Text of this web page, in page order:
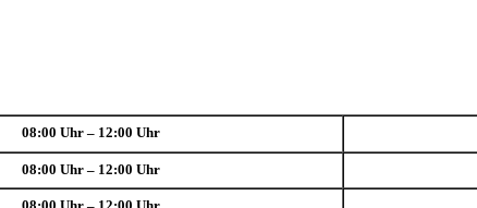
08:00 Uhr – 12:00 Uhr
08:00 Uhr – 12:00 Uhr